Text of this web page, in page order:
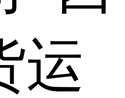
运